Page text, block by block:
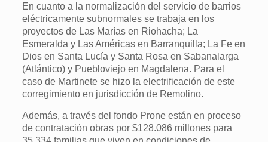
En cuanto a la normalización del servicio de barrios
eléctricamente subnormales se trabaja en los
proyectos de Las Marías en Riohacha; La
Esmeralda y Las Américas en Barranquilla; La Fe en
Dios en Santa Lucía y Santa Rosa en Sabanalarga
(Atlántico) y Puebloviejo en Magdalena. Para el
caso de Martinete se hizo la electrificación de este
corregimiento en jurisdicción de Remolino.
Además, a través del fondo Prone están en proceso
de contratación obras por $128.086 millones para